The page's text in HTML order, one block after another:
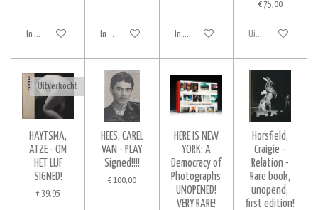
In winkelwagen In winkelwagen In winkelwagen
€ 75,00
Uitverkocht
Uitverkocht
HAYTSMA,
ATZE - OM
HET LIJF
SIGNED!
€ 39,95
HEES, CAREL
VAN - PLAY
Signed!!!!
€ 100,00
HERE IS NEW
YORK: A
Democracy of
Photographs
UNOPENED!
VERY RARE!
Horsfield,
Craigie -
Relation -
Rare book,
unopend,
first edition!